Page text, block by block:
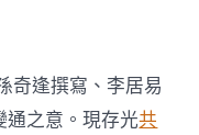
奇逢撰寫、李居易
通之意。現存光共